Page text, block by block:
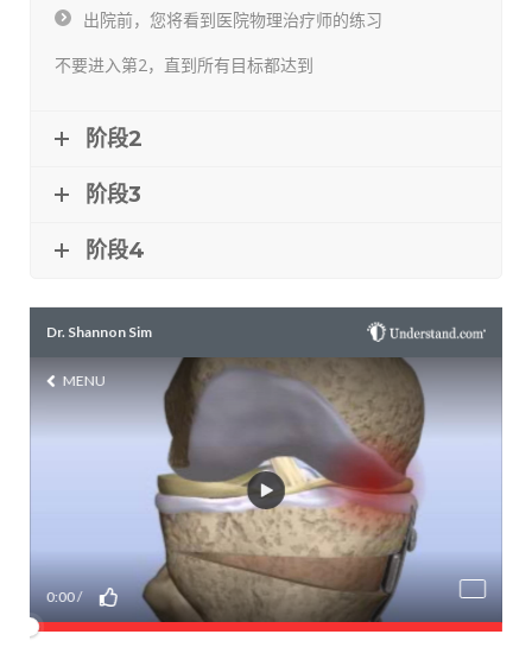
出院前，您将看到医院物理治疗师的练习
不要进入第2，直到所有目标都达到
阶段2
阶段3
阶段4